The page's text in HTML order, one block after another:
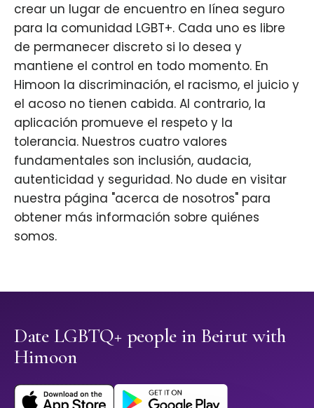
crear un lugar de encuentro en línea seguro
para la comunidad LGBT+. Cada uno es libre
de permanecer discreto si lo desea y
mantiene el control en todo momento. En
Himoon la discriminación, el racismo, el juicio y
el acoso no tienen cabida. Al contrario, la
aplicación promueve el respeto y la
tolerancia. Nuestros cuatro valores
fundamentales son inclusión, audacia,
autenticidad y seguridad. No dude en visitar
nuestra página "acerca de nosotros" para
obtener más información sobre quiénes
somos.
Date LGBTQ+ people in Beirut with
Himoon